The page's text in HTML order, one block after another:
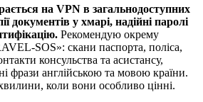
на VPN в загальнодоступних
документів у хмарі, надійні паролі
Рекомендую окрему
скани паспорта, поліса,
консульства та асистансу,
фрази англійською та мовою країни.
коли вони особливо цінні.